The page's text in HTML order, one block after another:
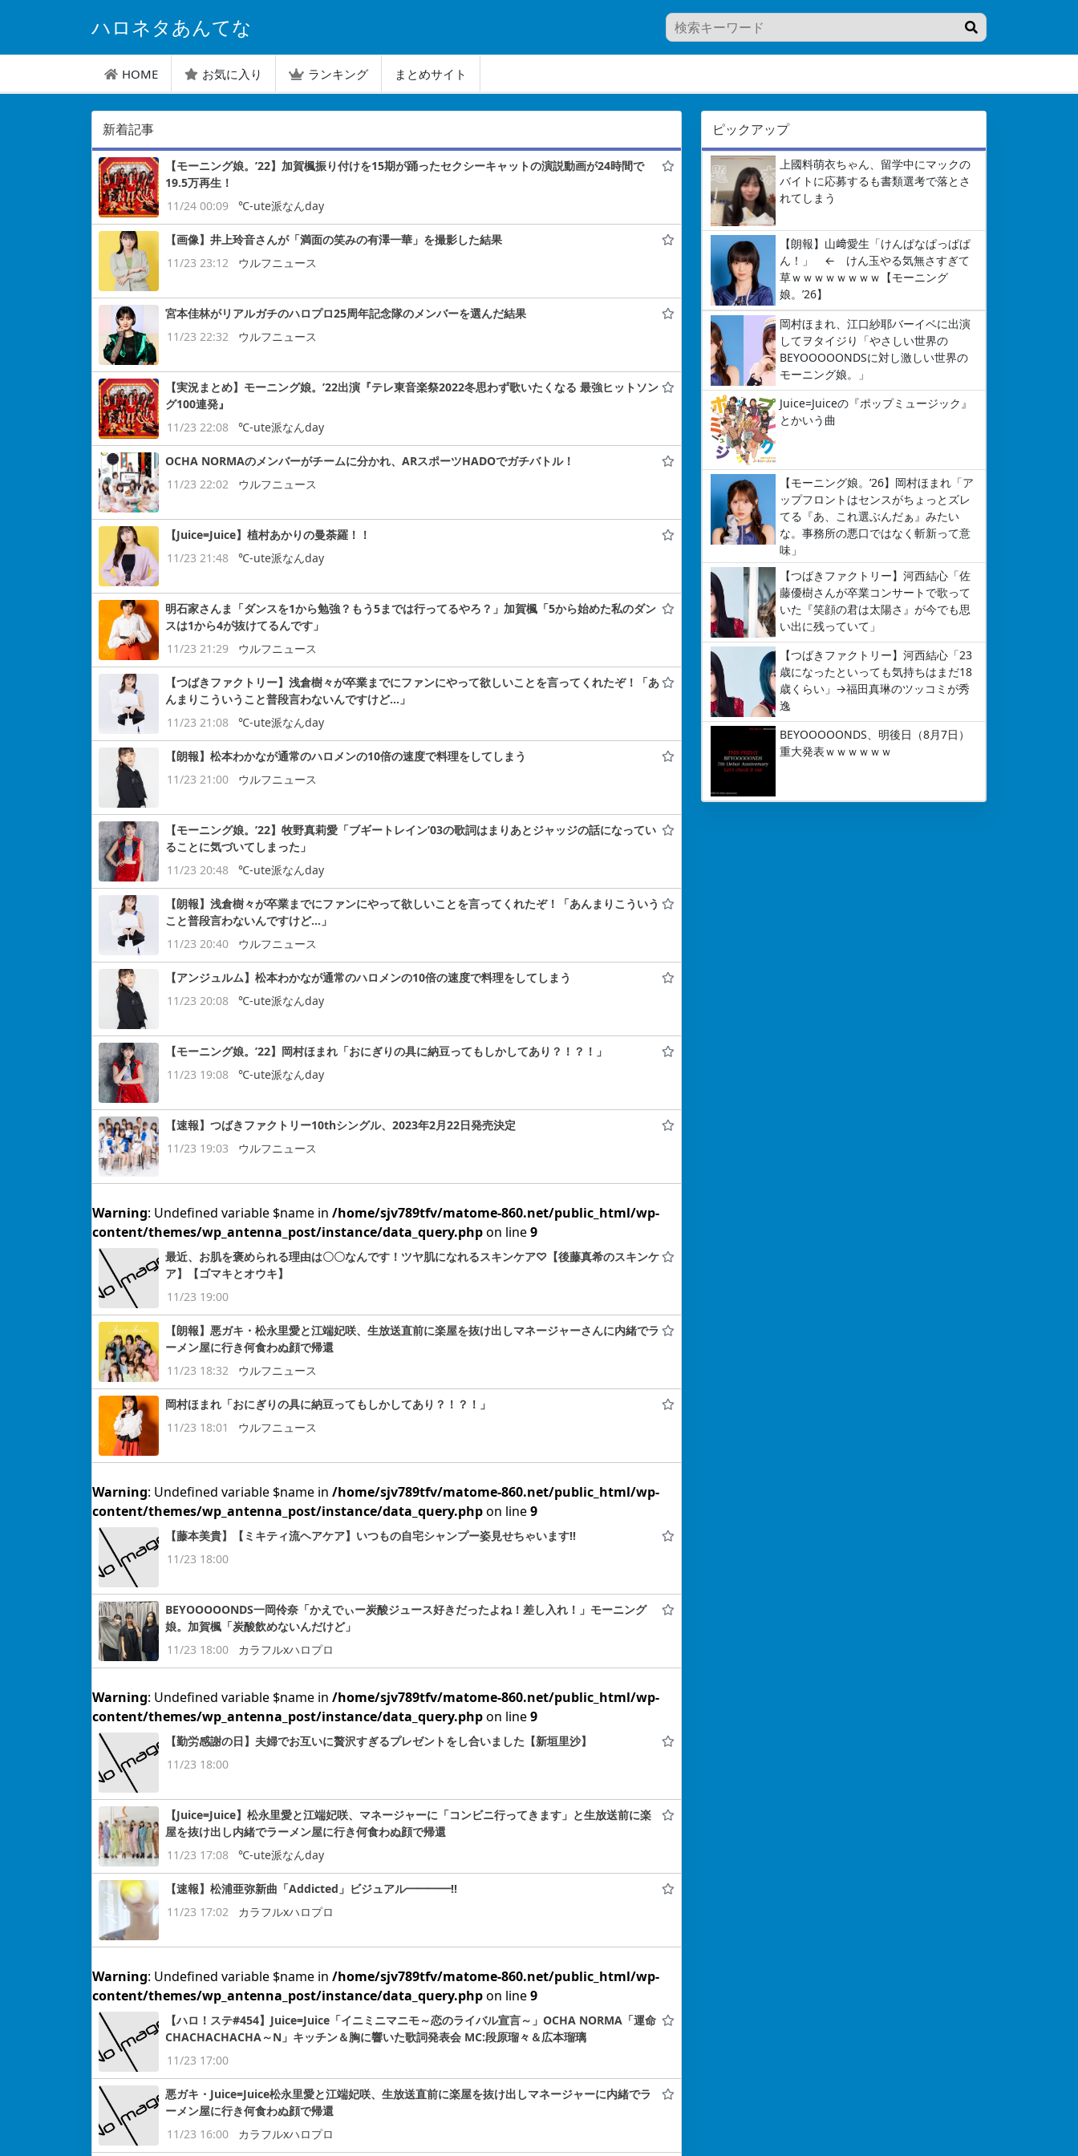
ハロネタあんてな
HOME お気に入り ランキング まとめサイト
ピックアップ
上國料萌衣ちゃん、留学中にマックの
バイトに応募するも書類選考で落とさ
れてしまう
【朗報】山﨑愛生「けんぱなぱっぱぱ
ん！」 ← けん玉やる気無さすぎて
草ｗｗｗｗｗｗｗｗ【モーニング
娘。’26】
岡村ほまれ、江口紗耶バーイベに出演
してヲタイジり「やさしい世界の
BEYOOOOONDSに対し激しい世界の
モーニング娘。」
Juice=Juiceの『ポップミュージック』
とかいう曲
【モーニング娘。’26】岡村ほまれ「ア
ップフロントはセンスがちょっとズレ
てる『あ、これ選ぶんだぁ』みたい
な。事務所の悪口ではなく斬新って意
味」
【つばきファクトリー】河西結心「佐
藤優樹さんが卒業コンサートで歌って
いた『笑顔の君は太陽さ』が今でも思
い出に残っていて」
【つばきファクトリー】河西結心「23
歳になったといっても気持ちはまだ18
歳くらい」→福田真琳のツッコミが秀
逸
BEYOOOOONDS、明後日（8月7日）
重大発表ｗｗｗｗｗｗ
新着記事
【モーニング娘。’22】加賀楓振り付けを15期が踊ったセクシーキャットの演説動画が24時間で
19.5万再生！
11/24 00:09
℃-ute派なんday
【画像】井上玲音さんが「満面の笑みの有澤一華」を撮影した結果
11/23 23:12
ウルフニュース
宮本佳林がリアルガチのハロプロ25周年記念隊のメンバーを選んだ結果
11/23 22:32
ウルフニュース
【実況まとめ】モーニング娘。’22出演『テレ東音楽祭2022冬思わず歌いたくなる 最強ヒットソン
グ100連発』
11/23 22:08
℃-ute派なんday
OCHA NORMAのメンバーがチームに分かれ、ARスポーツHADOでガチバトル！
11/23 22:02
ウルフニュース
【Juice=Juice】植村あかりの曼荼羅！！
11/23 21:48
℃-ute派なんday
明石家さんま「ダンスを1から勉強？もう5までは行ってるやろ？」加賀楓「5から始めた私のダン
スは1から4が抜けてるんです」
11/23 21:29
ウルフニュース
【つばきファクトリー】浅倉樹々が卒業までにファンにやって欲しいことを言ってくれたぞ！「あ
んまりこういうこと普段言わないんですけど…」
11/23 21:08
℃-ute派なんday
【朗報】松本わかなが通常のハロメンの10倍の速度で料理をしてしまう
11/23 21:00
ウルフニュース
【モーニング娘。’22】牧野真莉愛「ブギートレイン’03の歌詞はまりあとジャッジの話になってい
ることに気づいてしまった」
11/23 20:48
℃-ute派なんday
【朗報】浅倉樹々が卒業までにファンにやって欲しいことを言ってくれたぞ！「あんまりこういう
こと普段言わないんですけど…」
11/23 20:40
ウルフニュース
【アンジュルム】松本わかなが通常のハロメンの10倍の速度で料理をしてしまう
11/23 20:08
℃-ute派なんday
【モーニング娘。’22】岡村ほまれ「おにぎりの具に納豆ってもしかしてあり？！？！」
11/23 19:08
℃-ute派なんday
【速報】つばきファクトリー10thシングル、2023年2月22日発売決定
11/23 19:03
ウルフニュース
Warning: Undefined variable $name in /home/sjv789tfv/matome-860.net/public_html/wp-
content/themes/wp_antenna_post/instance/data_query.phpon line9
最近、お肌を褒められる理由は〇〇なんです！ツヤ肌になれるスキンケア♡【後藤真希のスキンケ
ア】【ゴマキとオウキ】
11/23 19:00
【朗報】悪ガキ・松永里愛と江端妃咲、生放送直前に楽屋を抜け出しマネージャーさんに内緒でラ
ーメン屋に行き何食わぬ顔で帰還
11/23 18:32
ウルフニュース
岡村ほまれ「おにぎりの具に納豆ってもしかしてあり？！？！」
11/23 18:01
ウルフニュース
Warning: Undefined variable $name in /home/sjv789tfv/matome-860.net/public_html/wp-
content/themes/wp_antenna_post/instance/data_query.phpon line9
【藤本美貴】【ミキティ流ヘアケア】いつもの自宅シャンプー姿見せちゃいます!!
11/23 18:00
BEYOOOOONDS一岡伶奈「かえでぃー炭酸ジュース好きだったよね！差し入れ！」モーニング
娘。加賀楓「炭酸飲めないんだけど」
11/23 18:00
カラフルxハロプロ
Warning: Undefined variable $name in /home/sjv789tfv/matome-860.net/public_html/wp-
content/themes/wp_antenna_post/instance/data_query.phpon line9
【勤労感謝の日】夫婦でお互いに贅沢すぎるプレゼントをし合いました【新垣里沙】
11/23 18:00
【Juice=Juice】松永里愛と江端妃咲、マネージャーに「コンビニ行ってきます」と生放送前に楽
屋を抜け出し内緒でラーメン屋に行き何食わぬ顔で帰還
11/23 17:08
℃-ute派なんday
【速報】松浦亜弥新曲「Addicted」ビジュアル━━━━!!
11/23 17:02
カラフルxハロプロ
Warning: Undefined variable $name in /home/sjv789tfv/matome-860.net/public_html/wp-
content/themes/wp_antenna_post/instance/data_query.phpon line9
【ハロ！ステ#454】Juice=Juice「イニミニマニモ～恋のライバル宣言～」OCHA NORMA「運命
CHACHACHACHA～N」キッチン＆胸に響いた歌詞発表会 MC:段原瑠々＆広本瑠璃
11/23 17:00
悪ガキ・Juice=Juice松永里愛と江端妃咲、生放送直前に楽屋を抜け出しマネージャーに内緒でラ
ーメン屋に行き何食わぬ顔で帰還
11/23 16:00
カラフルxハロプロ